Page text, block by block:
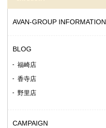
AVAN-GROUP INFORMATION
BLOG
福崎店
香寺店
野里店
CAMPAIGN